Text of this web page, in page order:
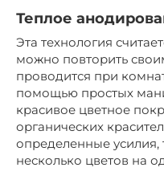
Теплое
Эта технология
можно повторить
проводится при
помощью простых
красивое цветное
органических
определенные
несколько цветов на